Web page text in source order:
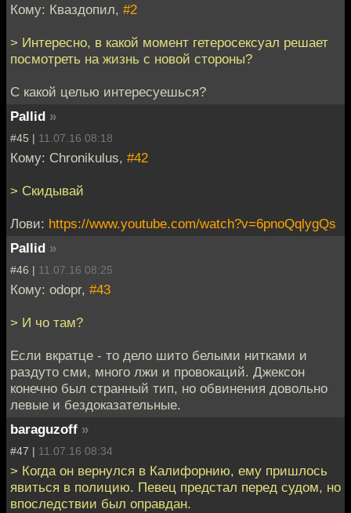
Кому: Кваздопил, #2
> Интересно, в какой момент гетеросексуал решает
посмотреть на жизнь с новой стороны?
С какой целью интересуешься?
Pallid »
#45 | 11.07.16 08:18
Кому: Chronikulus, #42
> Скидывай
Лови: https://www.youtube.com/watch?v=6pnoQqlygQs
Pallid »
#46 | 11.07.16 08:25
Кому: odopr, #43
> И чо там?
Если вкратце - то дело шито белыми нитками и
раздуто сми, много лжи и провокаций. Джексон
конечно был странный тип, но обвинения довольно
левые и бездоказательные.
baraguzoff »
#47 | 11.07.16 08:34
> Когда он вернулся в Калифорнию, ему пришлось
явиться в полицию. Певец предстал перед судом, но
впоследствии был оправдан.